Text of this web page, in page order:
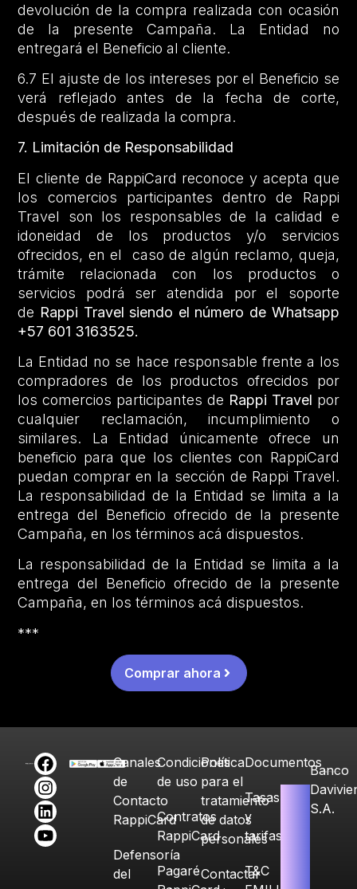
devolución de la compra realizada con ocasión
de la presente Campaña. La Entidad no
entregará el Beneficio al cliente.
6.7 El ajuste de los intereses por el Beneficio se
verá reflejado antes de la fecha de corte,
después de realizada la compra.
7. Limitación de Responsabilidad
El cliente de RappiCard reconoce y acepta que
los comercios participantes dentro de Rappi
Travel son los responsables de la calidad e
idoneidad de los productos y/o servicios
ofrecidos, en el caso de algún reclamo, queja,
trámite relacionada con los productos o
servicios podrá ser atendida por el soporte
de Rappi Travel siendo el número de Whatsapp
+57 601 3163525.
La Entidad no se hace responsable frente a los
compradores de los productos ofrecidos por
los comercios participantes de Rappi Travel por
cualquier reclamación, incumplimiento o
similares. La Entidad únicamente ofrece un
beneficio para que los clientes con RappiCard
puedan comprar en la sección de Rappi Travel.
La responsabilidad de la Entidad se limita a la
entrega del Beneficio ofrecido de la presente
Campaña, en los términos acá dispuestos.
La responsabilidad de la Entidad se limita a la
entrega del Beneficio ofrecido de la presente
Campaña, en los términos acá dispuestos.
***
Comprar ahora
Canales
de
Contacto
RappiCard
Defensoría
del
Condiciones
de uso
Contratos
RappiCard
Pagaré
Política
para el
tratamiento
de datos
personales
Contactar
Documentos
Tasas
y
tarifas
T&C
Banco
S.A.